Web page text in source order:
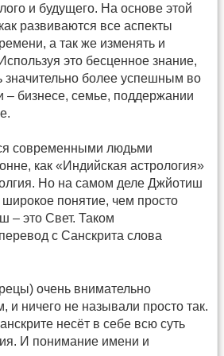
и будущего. На основе этой
развиваются все аспекты
а так же изменять и
это бесценное знание,
значительно более успешным во
– бизнесе, семье, поддержании
современными людьми
как «Индийская астрология»
Но на самом деле Джйотиш
широкое понятие, чем просто
– это Свет. Таком
с Санскрита слова
очень внимательно
и ничего не называли просто так.
несёт в себе всю суть
И понимание имени и